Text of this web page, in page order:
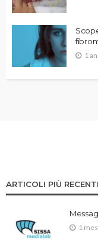
1
ARTICOLI PIÙ RECENTI
1